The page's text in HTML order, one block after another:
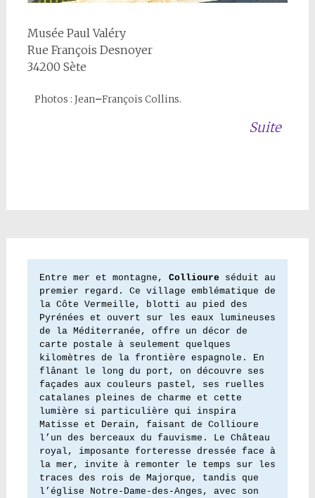
Musée Paul Valéry
Rue François Desnoyer
34200 Sète
Photos : Jean–François Collins.
Suite
Entre mer et montagne, Collioure séduit au
premier regard. Ce village emblématique de
la Côte Vermeille, blotti au pied des
Pyrénées et ouvert sur les eaux lumineuses
de la Méditerranée, offre un décor de
carte postale à seulement quelques
kilomètres de la frontière espagnole. En
flânant le long du port, on découvre ses
façades aux couleurs pastel, ses ruelles
catalanes pleines de charme et cette
lumière si particulière qui inspira
Matisse et Derain, faisant de Collioure
l’un des berceaux du fauvisme. Le Château
royal, imposante forteresse dressée face à
la mer, invite à remonter le temps sur les
traces des rois de Majorque, tandis que
l’église Notre-Dame-des-Anges, avec son